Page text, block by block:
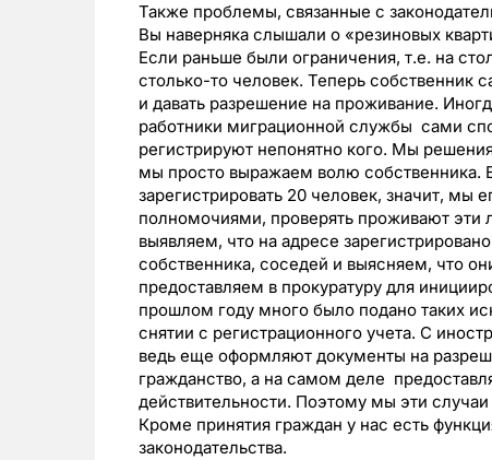
Также проблемы, связанные с
Вы наверняка слышали о «резиновых
Если раньше были ограничения, т.е. на
столько-то человек. Теперь собственник
и давать разрешение на проживание.
работники миграционной службы сами
регистрируют непонятно кого. Мы
мы просто выражаем волю собственника.
зарегистрировать 20 человек, значит,
полномочиями, проверять проживают эти
выявляем, что на адресе
собственника, соседей и выясняем, что
предоставляем в прокуратуру для
прошлом году много было подано таких
снятии с регистрационного учета. С
ведь еще оформляют документы на
гражданство, а на самом деле
действительности. Поэтому мы эти
Кроме принятия граждан у нас есть
законодательства.